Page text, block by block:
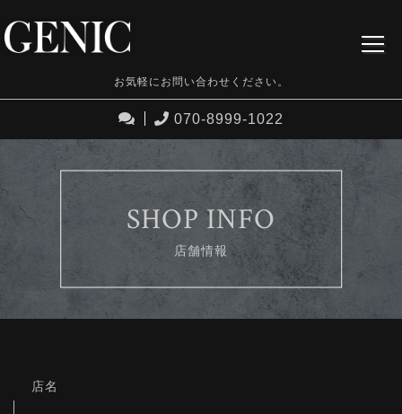
お気軽にお問い合わせください。
070-8999-1022
SHOP INFO
店舗情報
店名